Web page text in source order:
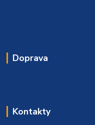
Doprava
Kontakty